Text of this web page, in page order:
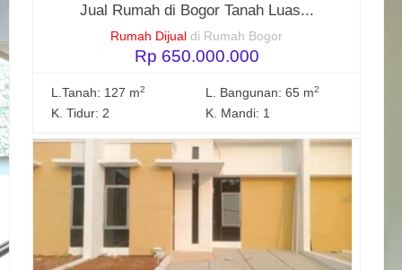
Jual Rumah di Bogor Tanah Luas...
Rumah Dijual di Rumah Bogor
Rp 650.000.000
L.Tanah: 127 m2 L. Bangunan: 65 m2
K. Tidur: 2 K. Mandi: 1